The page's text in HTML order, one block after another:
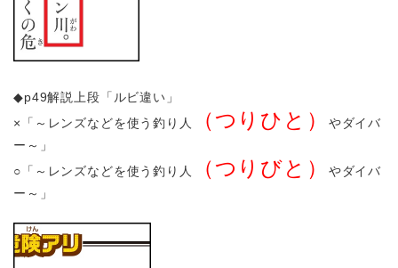
◆p49解説上段「ルビ違い」
×「～レンズなどを使う釣り人
（つりひと）
やダイバ
ー～」
○「～レンズなどを使う釣り人
（つりびと）
やダイバ
ー～」